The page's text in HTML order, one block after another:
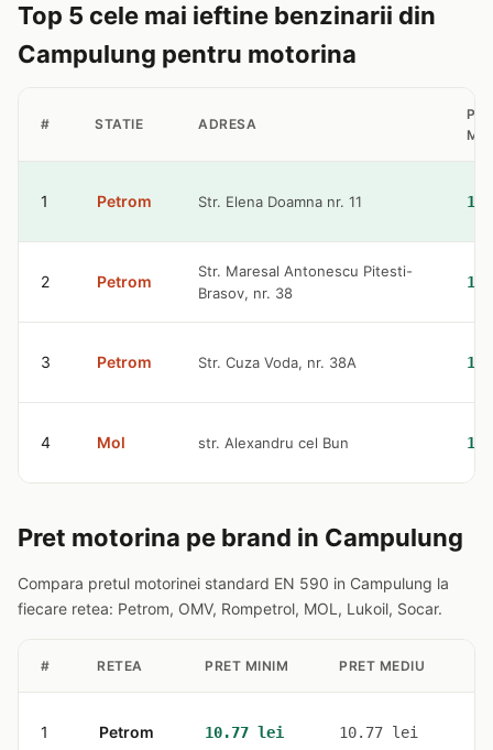
Top 5 cele mai ieftine benzinarii din
Campulung pentru motorina
# STATIE ADRESA
1 Petrom Str. Elena Doamna nr. 11
2 Petrom
Str. Maresal Antonescu Pitesti-
Brasov, nr. 38
3 Petrom Str. Cuza Voda, nr. 38A
4 Mol str. Alexandru cel Bun
Pret motorina pe brand in Campulung
Compara pretul motorinei standard EN 590 in Campulung la
fiecare retea: Petrom, OMV, Rompetrol, MOL, Lukoil, Socar.
# RETEA PRET MINIM PRET MEDIU
1 Petrom 10.77 lei 10.77 lei